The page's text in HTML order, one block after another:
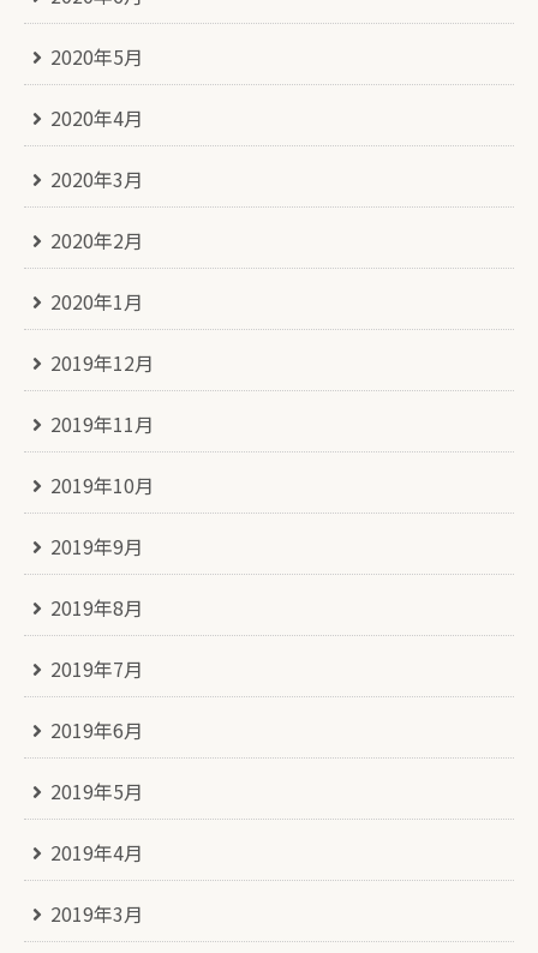
2020年5月
2020年4月
2020年3月
2020年2月
2020年1月
2019年12月
2019年11月
2019年10月
2019年9月
2019年8月
2019年7月
2019年6月
2019年5月
2019年4月
2019年3月